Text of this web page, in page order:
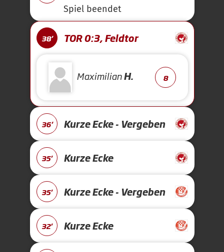
Spiel beendet
38' TOR 0:3, Feldtor
MaximilianH. 8
36' Kurze Ecke - Vergeben
35' Kurze Ecke
35' Kurze Ecke - Vergeben
32' Kurze Ecke